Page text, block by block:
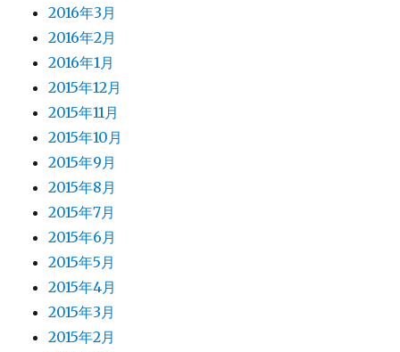
2016年3月
2016年2月
2016年1月
2015年12月
2015年11月
2015年10月
2015年9月
2015年8月
2015年7月
2015年6月
2015年5月
2015年4月
2015年3月
2015年2月